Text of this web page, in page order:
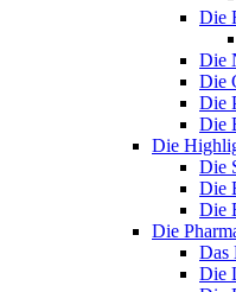
Die
Die
Die
Die
Die
Die
Die
Die
Die
Die
Das
Die